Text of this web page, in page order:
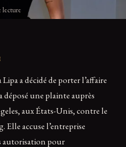
lecture
a décidé de porter l’affaire
déposé une plainte auprès
aux États-Unis, contre le
accuse l’entreprise
autorisation pour